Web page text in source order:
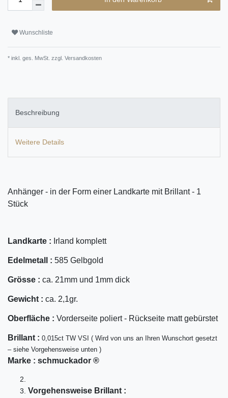
Wunschliste
* inkl. ges. MwSt. zzgl. Versandkosten
Beschreibung
Weitere Details
Anhänger - in der Form einer Landkarte mit Brillant - 1
Stück
Landkarte : Irland komplett
Edelmetall : 585 Gelbgold
Grösse : ca. 21mm und 1mm dick
Gewicht : ca. 2,1gr.
Oberfläche : Vorderseite poliert - Rückseite matt gebürstet
Bril lant : 0,015ct TW VSI ( Wird von uns an Ihren Wunschort gesetzt
– siehe Vorgehensweise unten )
Marke : schmuckador ®
Vorgehensweise Brillant :